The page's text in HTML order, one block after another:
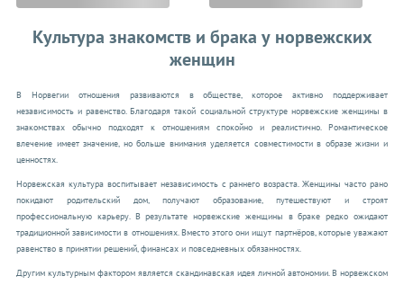
Культура знакомств и брака у норвежских
женщин
В Норвегии отношения развиваются в обществе, которое активно поддерживает
независимость и равенство. Благодаря такой социальной структуре норвежские женщины в
знакомствах обычно подходят к отношениям спокойно и реалистично. Романтическое
влечение имеет значение, но больше внимания уделяется совместимости в образе жизни и
ценностях.
Норвежская культура воспитывает независимость с раннего возраста. Женщины часто рано
покидают родительский дом, получают образование, путешествуют и строят
профессиональную карьеру. В результате норвежские женщины в браке редко ожидают
традиционной зависимости в отношениях. Вместо этого они ищут партнёров, которые уважают
равенство в принятии решений, финансах и повседневных обязанностях.
Другим культурным фактором является скандинавская идея личной автономии. В норвежском